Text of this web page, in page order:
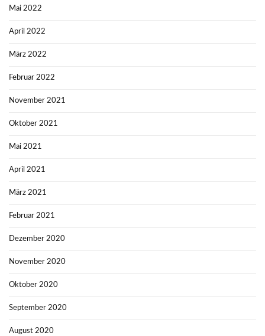
Mai 2022
April 2022
März 2022
Februar 2022
November 2021
Oktober 2021
Mai 2021
April 2021
März 2021
Februar 2021
Dezember 2020
November 2020
Oktober 2020
September 2020
August 2020